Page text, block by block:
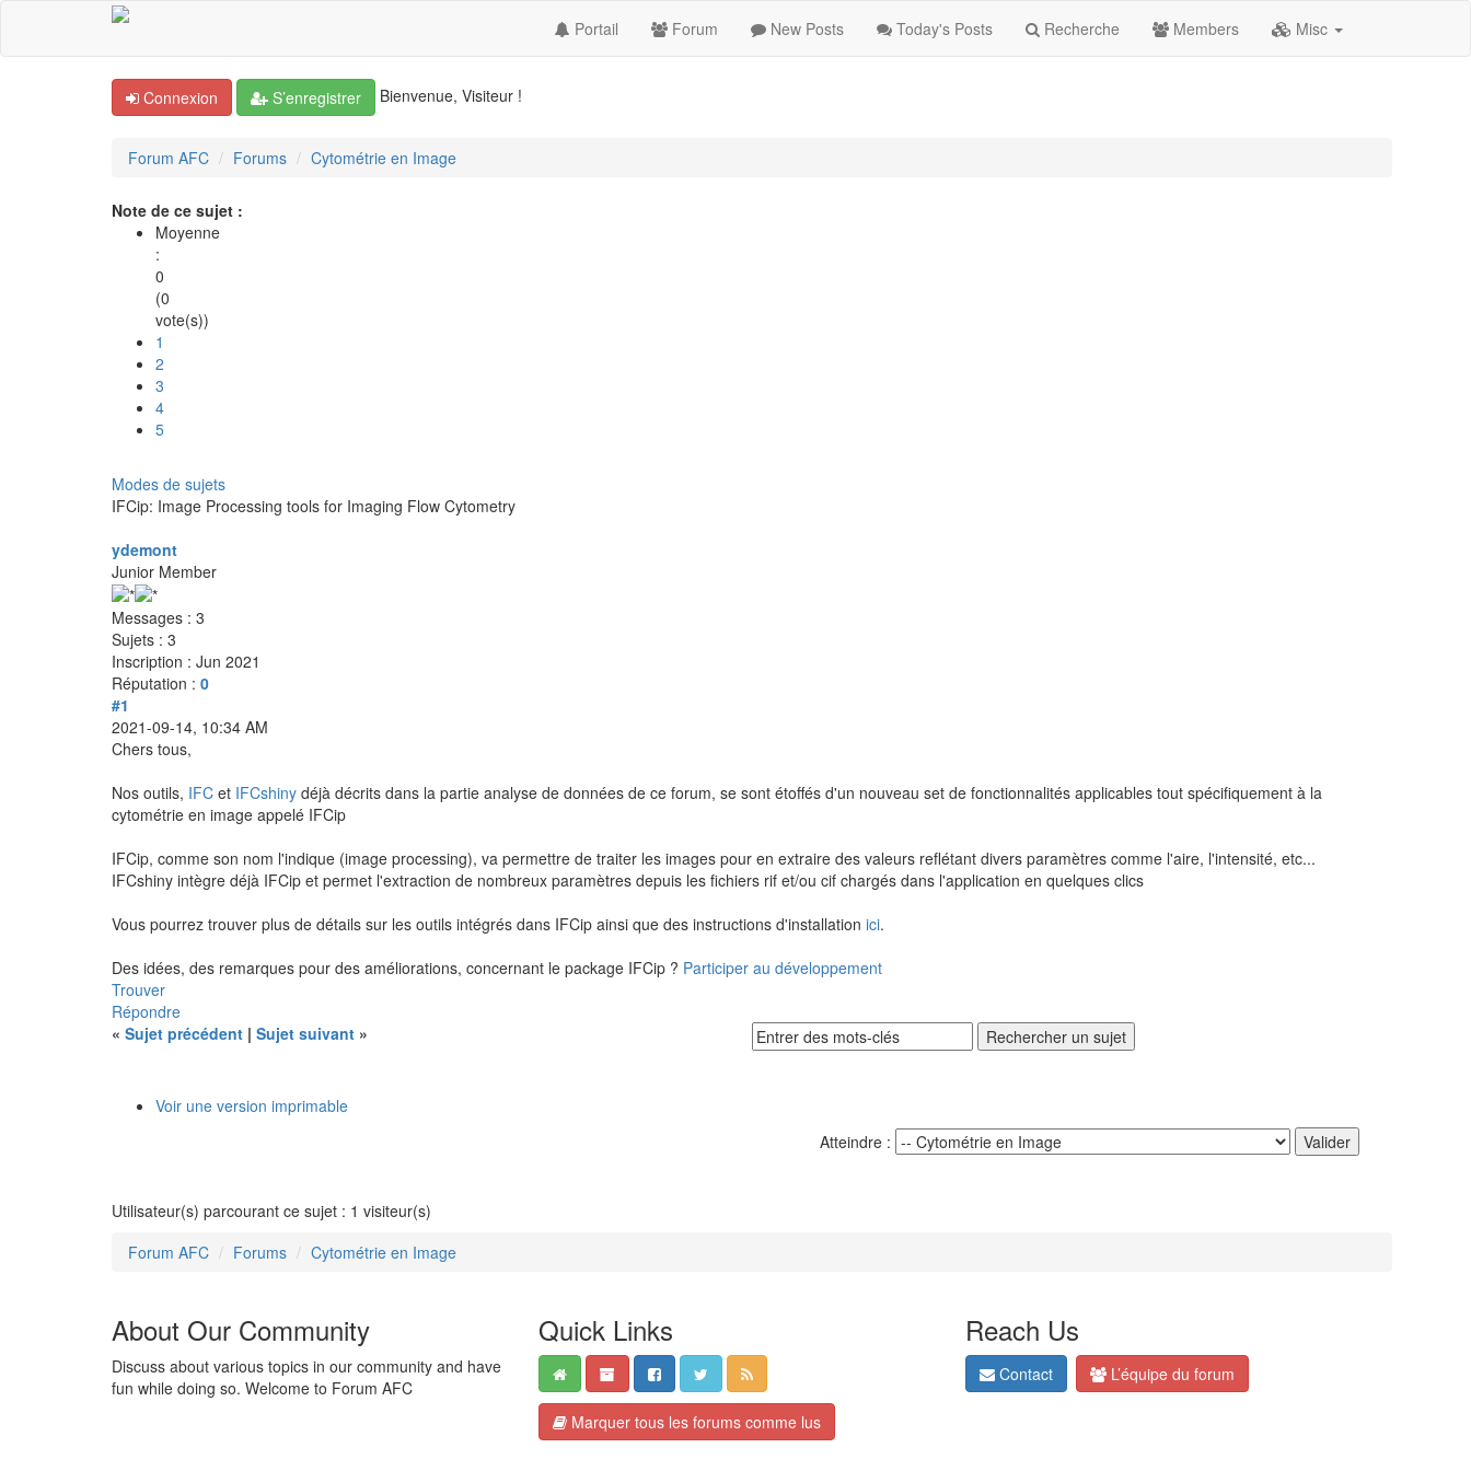
Portail Forum New Posts Today's Posts Recherche Members Misc
Connexion S’enregistrer Bienvenue, Visiteur !
Forum AFC Forums Cytométrie en Image
Note de ce sujet :
Moyenne
:
0
(0
vote(s))
1
2
3
4
5
Modes de sujets
IFCip: Image Processing tools for Imaging Flow Cytometry
ydemont
Junior Member
Messages : 3
Sujets : 3
Inscription : Jun 2021
Réputation : 0
#1
2021-09-14, 10:34 AM
Chers tous,
Nos outils, IFC et IFCshiny déjà décrits dans la partie analyse de données de ce forum, se sont étoffés d'un nouveau set de fonctionnalités applicables tout spécifiquement à la
cytométrie en image appelé IFCip
IFCip, comme son nom l'indique (image processing), va permettre de traiter les images pour en extraire des valeurs reflétant divers paramètres comme l'aire, l'intensité, etc...
IFCshiny intègre déjà IFCip et permet l'extraction de nombreux paramètres depuis les fichiers rif et/ou cif chargés dans l'application en quelques clics
Vous pourrez trouver plus de détails sur les outils intégrés dans IFCip ainsi que des instructions d'installation ici.
Des idées, des remarques pour des améliorations, concernant le package IFCip ? Participer au développement
Trouver
Répondre
« Sujet précédent | Sujet suivant »
Voir une version imprimable
Atteindre :
Utilisateur(s) parcourant ce sujet : 1 visiteur(s)
Forum AFC
Forums Cytométrie en Image
About Our Community
Discuss about various topics in our community and have
fun while doing so. Welcome to Forum AFC
Quick Links
Marquer tous les forums comme lus
Reach Us
Contact L’équipe du forum